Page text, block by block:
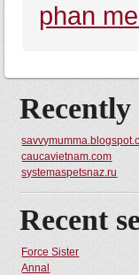
phan
Recently
caucavietnam.com
systemaspetsnaz.ru
Recent
Force Sister
Annal